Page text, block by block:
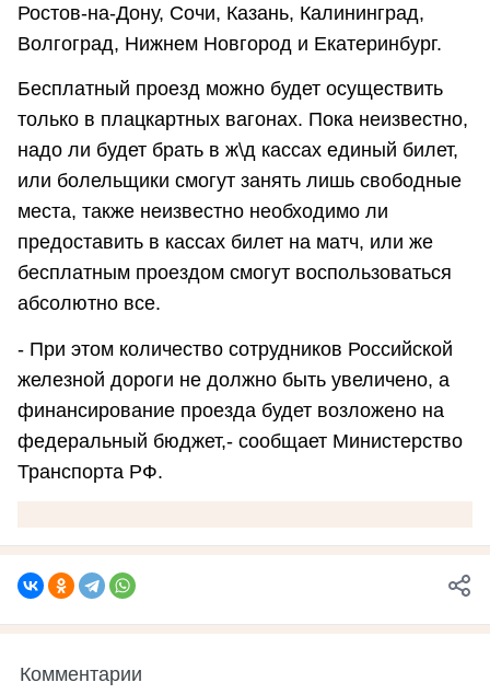
Ростов-на-Дону, Сочи, Казань, Калининград,
Волгоград, Нижнем Новгород и Екатеринбург.
Бесплатный проезд можно будет осуществить
только в плацкартных вагонах. Пока неизвестно,
надо ли будет брать в ж\д кассах единый билет,
или болельщики смогут занять лишь свободные
места, также неизвестно необходимо ли
предоставить в кассах билет на матч, или же
бесплатным проездом смогут воспользоваться
абсолютно все.
- При этом количество сотрудников Российской
железной дороги не должно быть увеличено, а
финансирование проезда будет возложено на
федеральный бюджет,- сообщает Министерство
Транспорта РФ.
Комментарии